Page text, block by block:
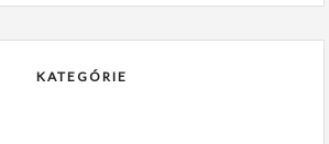
KATEGÓRIE